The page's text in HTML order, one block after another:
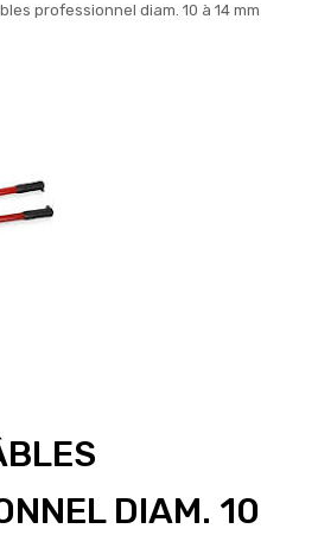
professionnel diam. 10 à 14 mm
DIAM. 10